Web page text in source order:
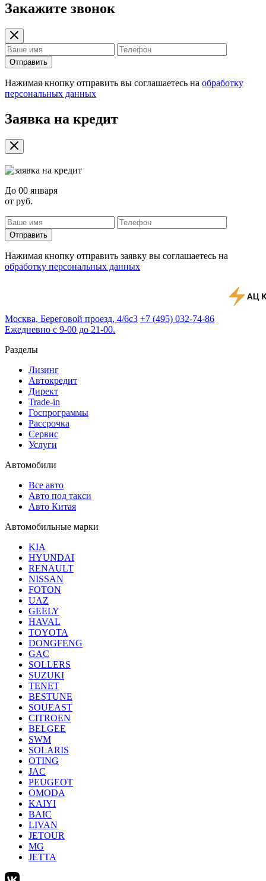
Закажите звонок
Отправить
Нажимая кнопку отправить вы соглашаетесь на обработку
персональных данных
Заявка на кредит
До 00 января
от руб.
Отправить
Нажимая кнопку отправить заявку вы соглашаетесь на
обработку персональных данных
Москва, Береговой проезд, 4/6с3 +7 (495) 032-74-86
Ежедневно с 9-00 до 21-00.
Разделы
Лизинг
Автокредит
Директ
Trade-in
Госпрограммы
Рассрочка
Сервис
Услуги
Автомобили
Все авто
Авто под такси
Авто Китая
Автомобильные марки
KIA
HYUNDAI
RENAULT
NISSAN
FOTON
UAZ
GEELY
HAVAL
TOYOTA
DONGFENG
GAC
SOLLERS
SUZUKI
TENET
BESTUNE
SOUEAST
CITROEN
BELGEE
SWM
SOLARIS
OTING
JAC
PEUGEOT
OMODA
KAIYI
BAIC
LIVAN
JETOUR
MG
JETTA